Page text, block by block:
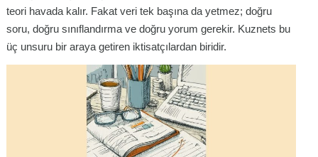
teori havada kalır. Fakat veri tek başına da yetmez; doğru
soru, doğru sınıflandırma ve doğru yorum gerekir. Kuznets bu
üç unsuru bir araya getiren iktisatçılardan biridir.